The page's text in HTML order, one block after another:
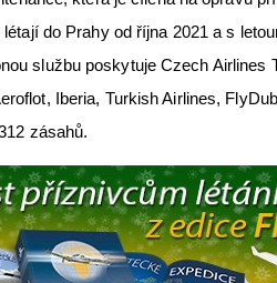
do Prahy od října 2021 a s
službu poskytuje Czech Airlines
Iberia, Turkish Airlines,
zásahů.